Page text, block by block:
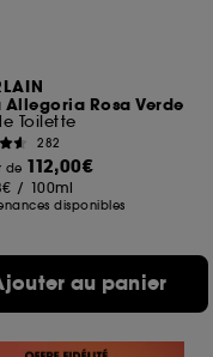
Allegoria Rosa Verde
Toilette
282
de 112,00€
/ 100ml
disponibles
au panier